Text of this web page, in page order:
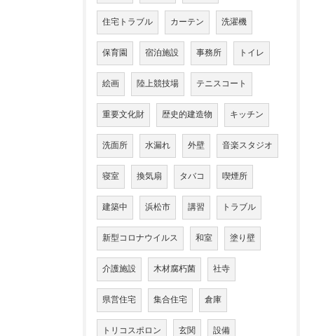
住宅トラブル カーテン 洗濯機
保育園 宿泊施設 事務所 トイレ
絵画 陸上競技場 テニスコート
重要文化財 歴史的建造物 キッチン
洗面所 水漏れ 外壁 音楽スタジオ
寝室 換気扇 タバコ 喫煙所
建築中 浜松市 講習 トラブル
新型コロナウイルス 和室 塗り壁
介護施設 木材腐朽菌 社寺
県営住宅 集合住宅 倉庫
トリコスポロン 玄関 設備